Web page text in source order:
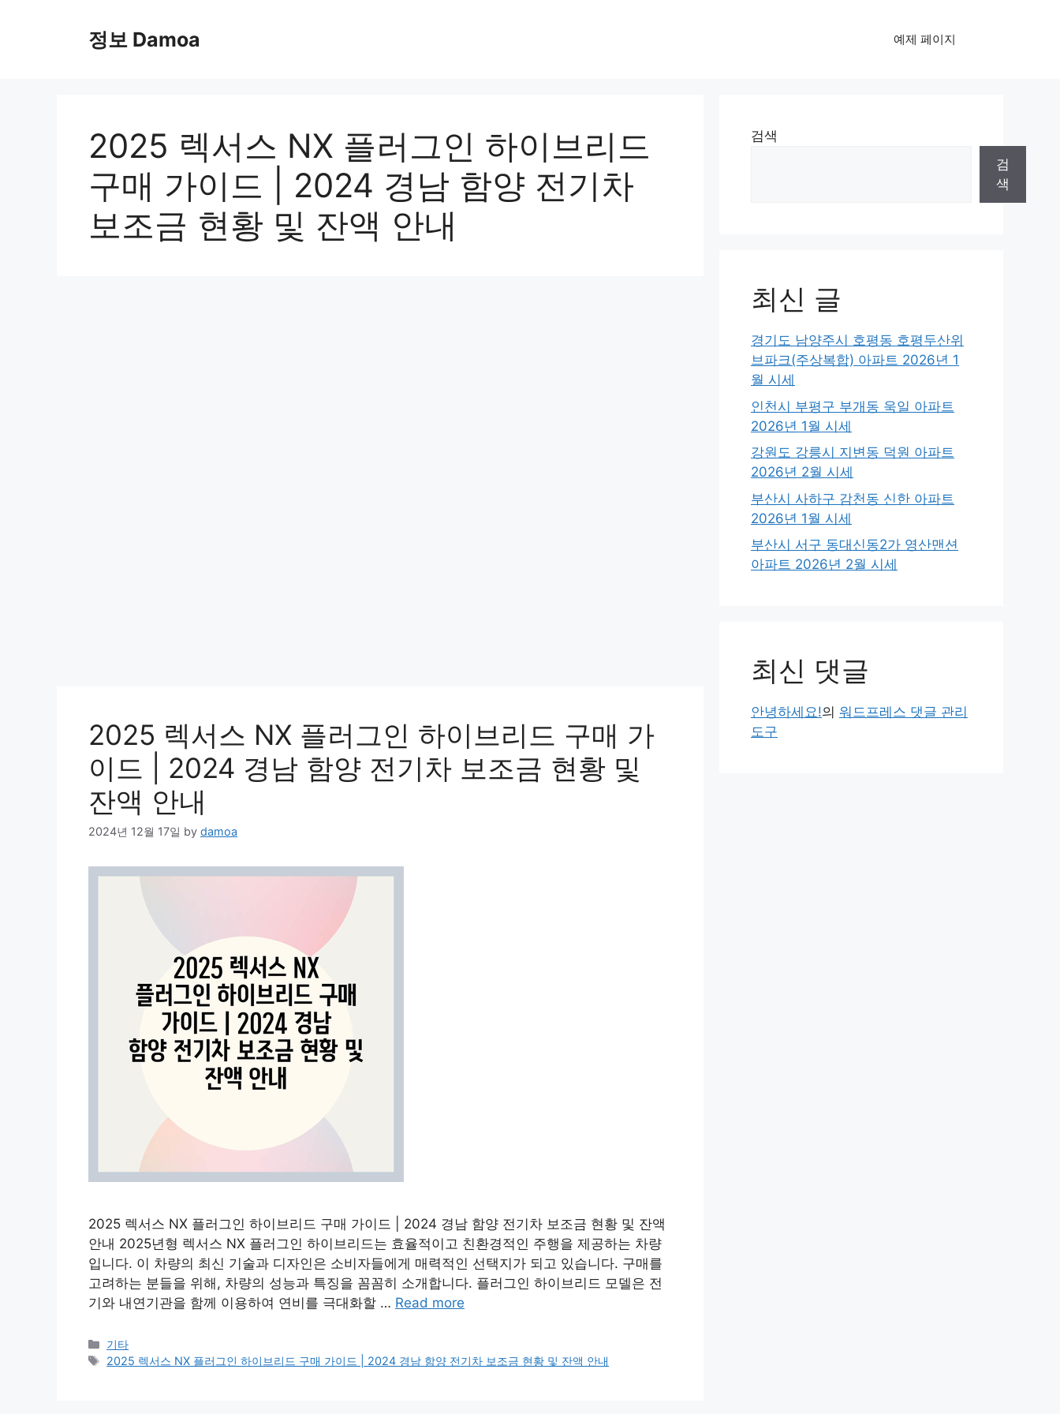
정보 Damoa 예제 페이지
2025 렉서스 NX 플러그인 하이브리드
구매 가이드 | 2024 경남 함양 전기차
보조금 현황 및 잔액 안내
2025 렉서스 NX 플러그인 하이브리드 구매 가
이드 | 2024 경남 함양 전기차 보조금 현황 및
잔액 안내
2024년 12월 17일 by damoa
2025 렉서스 NX 플러그인 하이브리드 구매 가이드 | 2024 경남 함양 전기차 보조금 현황 및 잔액
안내 2025년형 렉서스 NX 플러그인 하이브리드는 효율적이고 친환경적인 주행을 제공하는 차량
입니다. 이 차량의 최신 기술과 디자인은 소비자들에게 매력적인 선택지가 되고 있습니다. 구매를
고려하는 분들을 위해, 차량의 성능과 특징을 꼼꼼히 소개합니다. 플러그인 하이브리드 모델은 전
기와 내연기관을 함께 이용하여 연비를 극대화할 … Read more
Categories
기타
Tags
2025 렉서스 NX 플러그인 하이브리드 구매 가이드 | 2024 경남 함양 전기차 보조금 현황 및 잔액 안내
검색
검
색
최신 글
경기도 남양주시 호평동 호평두산위
브파크(주상복합) 아파트 2026년 1
월 시세
인천시 부평구 부개동 욱일 아파트
2026년 1월 시세
강원도 강릉시 지변동 덕원 아파트
2026년 2월 시세
부산시 사하구 감천동 신한 아파트
2026년 1월 시세
부산시 서구 동대신동2가 영산맨션
아파트 2026년 2월 시세
최신 댓글
안녕하세요!의 워드프레스 댓글 관리
도구